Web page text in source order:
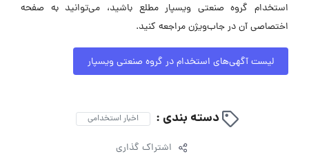
استخدام گروه صنعتی ویسپار مطلع باشید، می‌توانید به صفحه
اختصاصی آن در جاب‌ویژن مراجعه کنید.
لیست آگهی‌های استخدام در گروه صنعتی ویسپار
دسته بندی : اخبار استخدامی
اشتراک گذاری